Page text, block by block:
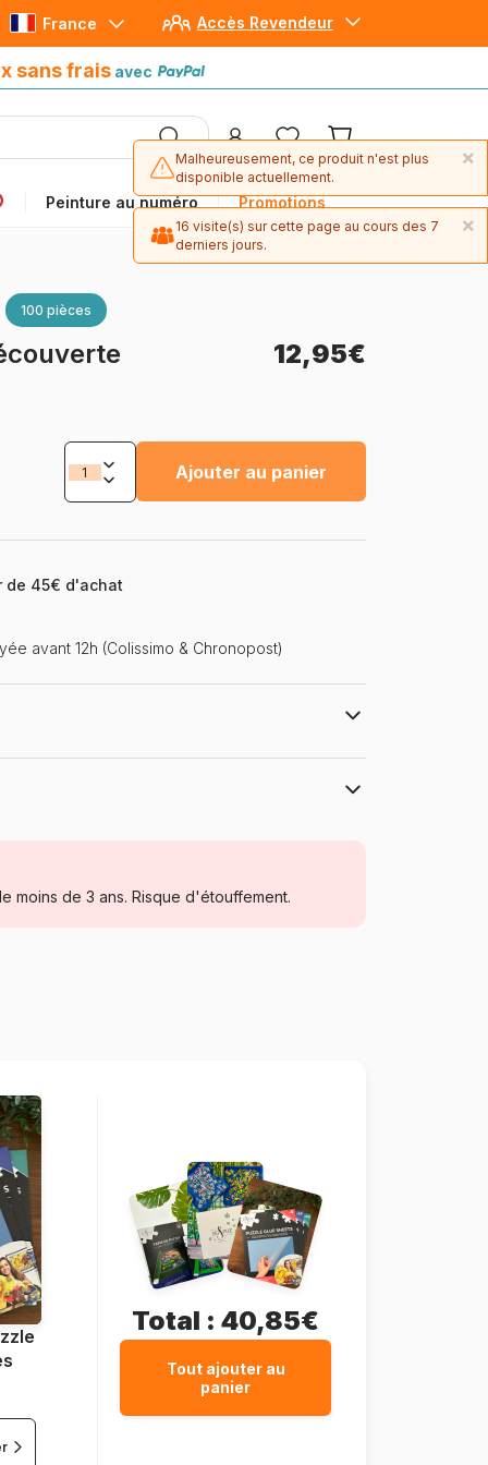
Accès Revendeur
France
sans frais avec
Peinture au numéro Promotions
avec Paypal
100 pièces
12,95€
Ajouter au panier
de 45€ d'achat
avant 12h (Colissimo & Chronopost)
! Un puzzle de 100 pièces, un poster
moins de 3 ans. Risque d'étouffement.
Total : 40,85€
Tout ajouter au
panier
×
Malheureusement, ce produit n'est plus
disponible actuellement.
×
16 visite(s) sur cette page au cours des 7
derniers jours.